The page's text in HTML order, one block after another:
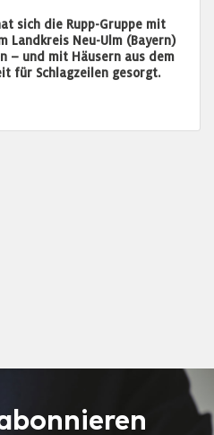
sich die Rupp-Gruppe mit
Landkreis Neu-Ulm (Bayern)
– und mit Häusern aus dem
für Schlagzeilen gesorgt.